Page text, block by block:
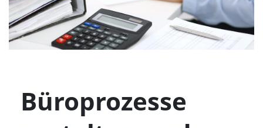
Büroprozesse